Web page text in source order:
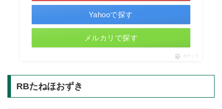
Yahooで探す
メルカリで探す
ポチップ
RBたねほおずき